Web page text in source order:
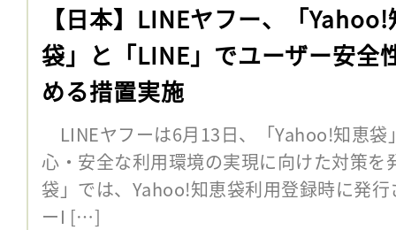
【日本】LINEヤフー、「
袋」と「LINE」でユーザー安全
める措置実施
LINEヤフーは6月13日、「Yahoo!知恵袋
心・安全な利用環境の実現に向けた対策
袋」では、Yahoo!知恵袋利用登録時に発
ーI […]